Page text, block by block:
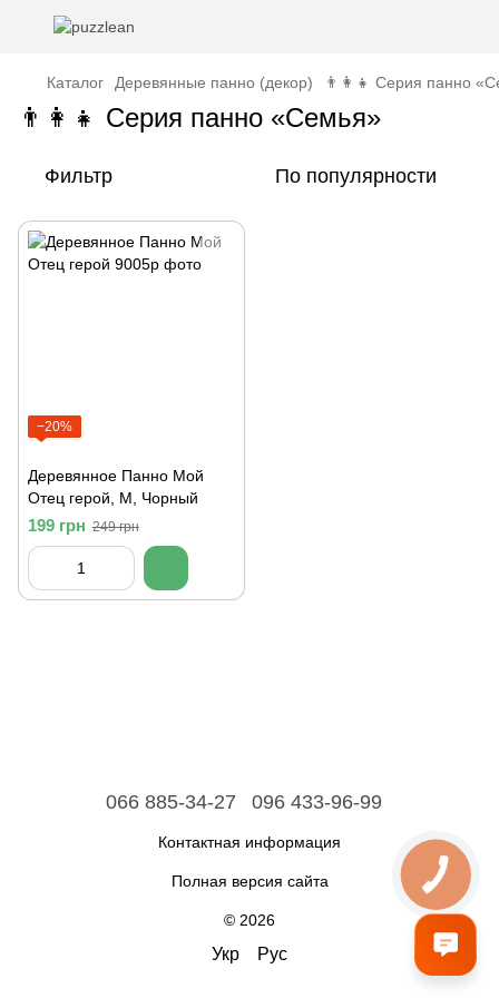
Каталог Деревянные панно (декор) 👨‍👩‍👧 Серия панно
👨‍👩‍👧 Серия панно «Семья»
Фильтр По популярности
−20%
Деревянное Панно Мой
Отец герой, M, Чорный
199 грн 249 грн
066 885-34-27 096 433-96-99
Контактная информация
Полная версия сайта
© 2026
Укр Рус